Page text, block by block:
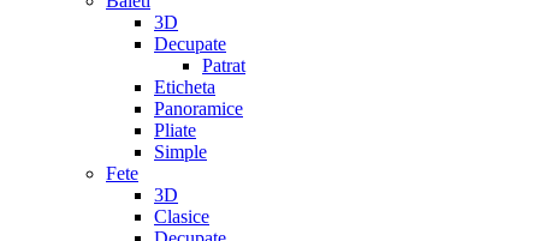
3D
Decupate
Patrat
Eticheta
Panoramice
Pliate
Simple
Fete
3D
Clasice